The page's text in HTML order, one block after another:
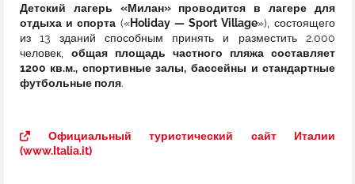
Детский лагерь «Милан» проводится в лагере для
отдыха и спорта(«Holiday — Sport Village»), состоящего
из 13 зданий способным принять и разместить 2.000
человек, общая площадь частного пляжа составляет
1200 кв.м., спортивные залы, бассейны и стандартные
футбольные поля.
Официальный туристический сайт Италии
(www.Italia.it)